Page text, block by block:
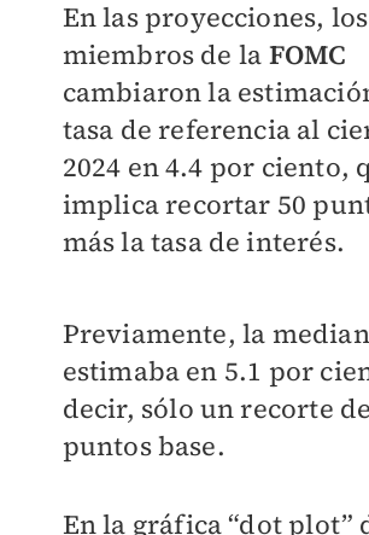
En las proyecciones, los
miembros de la FOMC
cambiaron la
tasa de referencia al
2024 en 4.4 por ciento,
implica recortar 50
más la tasa de interés.
Previamente, la
estimaba en 5.1 por
decir, sólo un recorte
puntos base.
En la gráfica “dot plot”